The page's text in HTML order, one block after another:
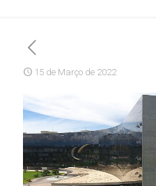
15 de Março de 2022